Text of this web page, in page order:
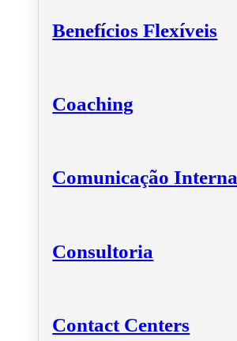
Benefícios Flexíveis
Coaching
Comunicação Interna
Consultoria
Contact Centers